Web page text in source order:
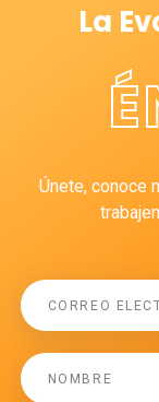
La
Únete, conoce